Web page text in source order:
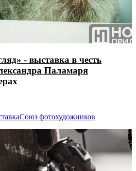
- выставка в честь
Паламаря
Союз фотохудожников